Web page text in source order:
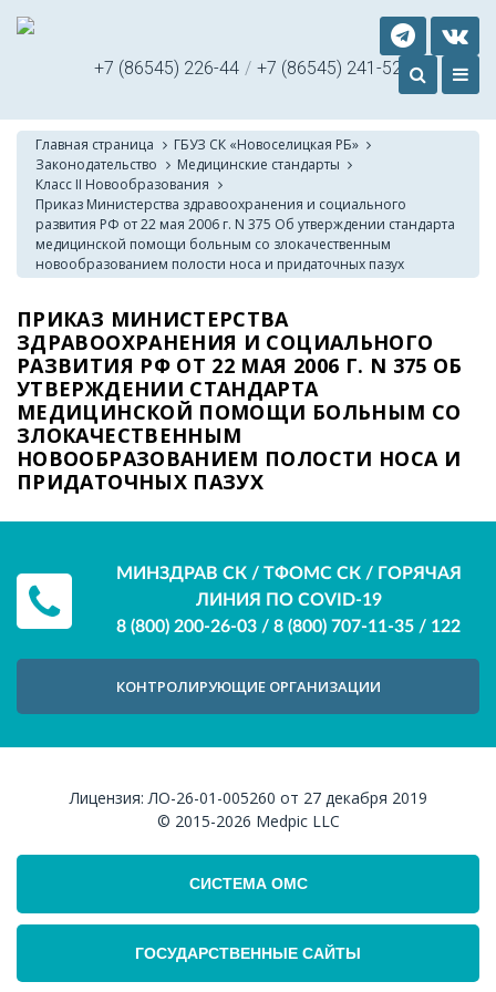
+7 (86545) 226-44 / +7 (86545) 241-52
Главная страница
ГБУЗ СК «Новоселицкая РБ»
Законодательство
Медицинские стандарты
Класс II Новообразования
Приказ Министерства здравоохранения и социального
развития РФ от 22 мая 2006 г. N 375 Об утверждении стандарта
медицинской помощи больным со злокачественным
новообразованием полости носа и придаточных пазух
ПРИКАЗ МИНИСТЕРСТВА
ЗДРАВООХРАНЕНИЯ И СОЦИАЛЬНОГО
РАЗВИТИЯ РФ ОТ 22 МАЯ 2006 Г. N 375 ОБ
УТВЕРЖДЕНИИ СТАНДАРТА
МЕДИЦИНСКОЙ ПОМОЩИ БОЛЬНЫМ СО
ЗЛОКАЧЕСТВЕННЫМ
НОВООБРАЗОВАНИЕМ ПОЛОСТИ НОСА И
ПРИДАТОЧНЫХ ПАЗУХ
МИНЗДРАВ СК / ТФОМС СК / ГОРЯЧАЯ
ЛИНИЯ ПО COVID-19
8 (800) 200-26-03 / 8 (800) 707-11-35 / 122
КОНТРОЛИРУЮЩИЕ ОРГАНИЗАЦИИ
Лицензия:ЛО-26-01-005260 от 27 декабря 2019
© 2015-2026 Medpic LLC
СИСТЕМА ОМС
ГОСУДАРСТВЕННЫЕ САЙТЫ